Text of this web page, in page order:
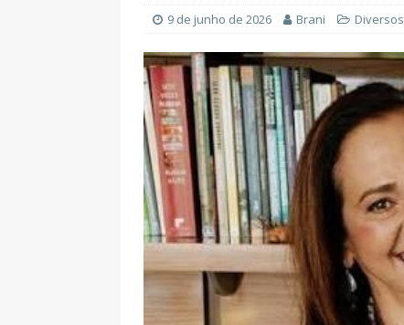
9 de junho de 2026 Brani Diversos